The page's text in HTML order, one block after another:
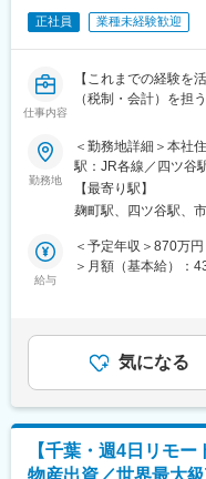
・税務処理の適正化
・各部門・各子会社
・国内・海外取引に
＜IFRS（国際財務報
・IFRS導入および実
※メインは親会社が
■ミッション
新たな会計基準の対
十に及ぶ社内プロジ
■配属先
財務会計本部経理部
※50代半ばの部門長
ただきます。
■キャリアパス
ご本人の志向性に合
◎組織をまとめ牽引
正社員 業種未経験歓迎
仕事内容
【これまでの経験を
（税制・会計）を担
能】
■業務概要
経理・税務全般（月
務調査対応）を担当
日常の決算業務に加
い、各事業部と連携
■具体的な業務内容
＜税務関係業務＞
・法人税法、消費税
・税務調査対応
・税理士事務所との折
勤務地
＜勤務地詳細＞本社
駅：JR各線／四ツ谷
会社の定める事業所
【最寄り駅】
麹町駅、四ツ谷駅、
給与
＜予定年収＞870万
＞月額（基本給）：
年収は本配属後の給
す。※残業代別途支
12月）賃金はあくま
る可能性があります
気になる
【千葉・週4日リモ
物産出資／世界最大